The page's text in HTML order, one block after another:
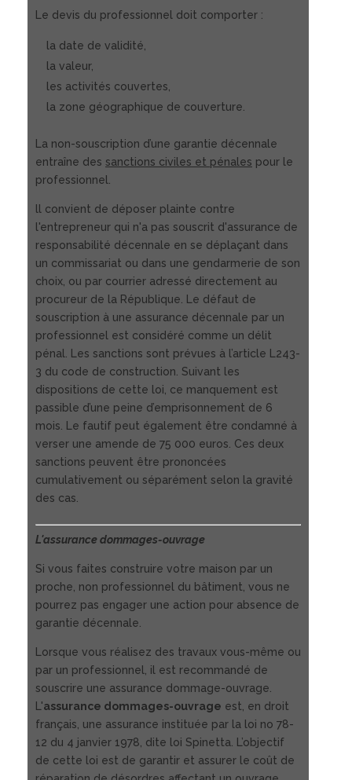
Le devis du professionnel doit comporter :
la date de validité,
la valeur,
les activités couvertes,
la zone géographique de couverture.
La non-souscription d’une garantie décennale
entraîne des sanctions civiles et pénales pour le
professionnel.
ll convient de déposer plainte contre
l'entrepreneur qui n'a pas souscrit d'assurance de
responsabilité décennale en se déplaçant dans
un commissariat ou dans une gendarmerie de son
choix, ou par courrier adressé directement au
procureur de la République. Le défaut de
souscription à une assurance décennale par un
professionnel est considéré comme un délit
pénal. Les sanctions sont prévues à l’article L243-
3 du code de construction. Suivant les
dispositions de cette loi, ce manquement est
passible d’une peine d’emprisonnement de 6
mois. Le fautif peut également être condamné à
verser une amende de 75 000 euros. Ces deux
sanctions peuvent être prononcées
cumulativement ou séparément selon la gravité
des cas.
L'assurance dommages-ouvrage
Si vous faites construire votre maison par un
proche, non professionnel du bâtiment, vous ne
pourrez pas engager une action pour absence de
garantie décennale.
Lorsque vous réalisez des travaux vous-même ou
par un professionnel, il est recommandé de
souscrire une assurance dommage-ouvrage.
L'assurance dommages-ouvrage est, en droit
français, une assurance instituée par la loi no 78-
12 du 4 janvier 1978, dite loi Spinetta. L’objectif
de cette loi est de garantir et assurer le coût de